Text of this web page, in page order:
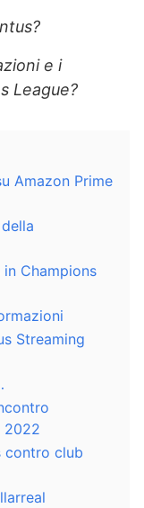
e i
League?
Amazon Prime
Champions
Streaming
2022
contro club